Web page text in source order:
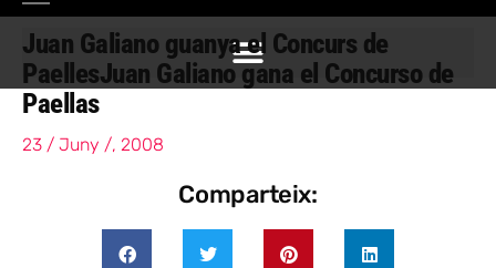
Juan Galiano guanya el Concurs de
PaellesJuan Galiano gana el Concurso de
Paellas
23 / Juny /, 2008
Comparteix: